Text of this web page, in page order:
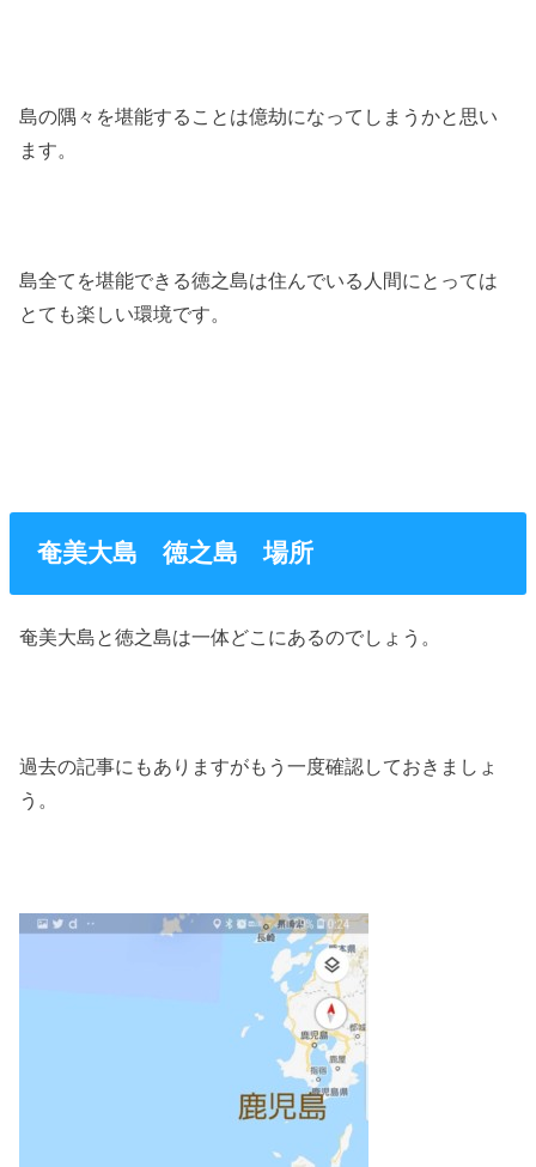
島の隅々を堪能することは億劫になってしまうかと思い
ます。
島全てを堪能できる徳之島は住んでいる人間にとっては
とても楽しい環境です。
奄美大島 徳之島 場所
奄美大島と徳之島は一体どこにあるのでしょう。
過去の記事にもありますがもう一度確認しておきましょ
う。